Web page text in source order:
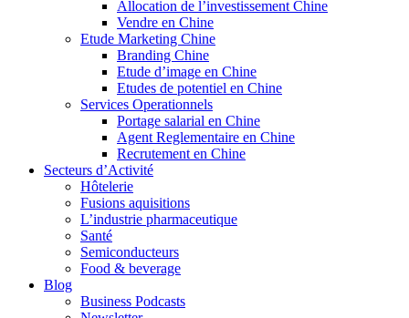
Allocation de l’investissement Chine
Vendre en Chine
Etude Marketing Chine
Branding Chine
Etude d’image en Chine
Etudes de potentiel en Chine
Services Operationnels
Portage salarial en Chine
Agent Reglementaire en Chine
Recrutement en Chine
Secteurs d’Activité
Hôtelerie
Fusions aquisitions
L’industrie pharmaceutique
Santé
Semiconducteurs
Food & beverage
Blog
Business Podcasts